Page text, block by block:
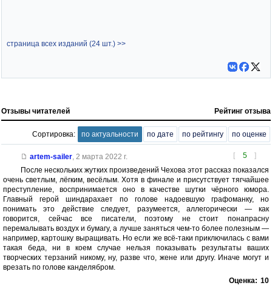
страница всех изданий (24 шт.) >>
Отзывы читателей Рейтинг отзыва
Сортировка: по актуальности по дате по рейтингу по оценке
[ 5 ]
artem-sailer, 2 марта 2022 г.
После нескольких жутких произведений Чехова этот рассказ показался
очень светлым, лёгким, весёлым. Хотя в финале и присутствует тягчайшее
преступление, воспринимается оно в качестве шутки чёрного юмора.
Главный герой шиндарахает по голове надоевшую графоманку, но
понимать это действие следует, разумеется, аллегорически — как
говорится, сейчас все писатели, поэтому не стоит понапрасну
перемалывать воздух и бумагу, а лучше заняться чем-то более полезным —
например, картошку выращивать. Но если же всё-таки приключилась с вами
такая беда, ни в коем случае нельзя показывать результаты ваших
творческих терзаний никому, ну, разве что, жене или другу. Иначе могут и
врезать по голове канделябром.
Оценка: 10